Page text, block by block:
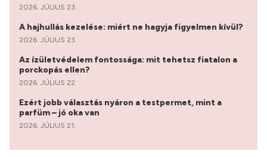
2026. JÚLIUS 23.
A hajhullás kezelése: miért ne hagyja figyelmen kívül?
2026. JÚLIUS 23.
Az ízületvédelem fontossága: mit tehetsz fiatalon a
porckopás ellen?
2026. JÚLIUS 22.
Ezért jobb választás nyáron a testpermet, mint a
parfüm – jó oka van
2026. JÚLIUS 21.